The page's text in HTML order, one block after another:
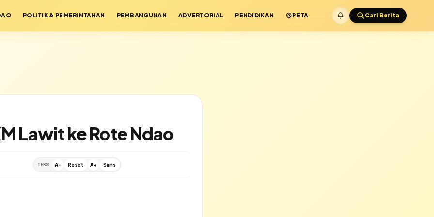
POLITIK & PEMERINTAHAN PEMBANGUNAN ADVERTORIAL PENDIDIKAN PETA Cari Berita
Lawit ke Rote Ndao
TEKS A- Reset A+ Sans